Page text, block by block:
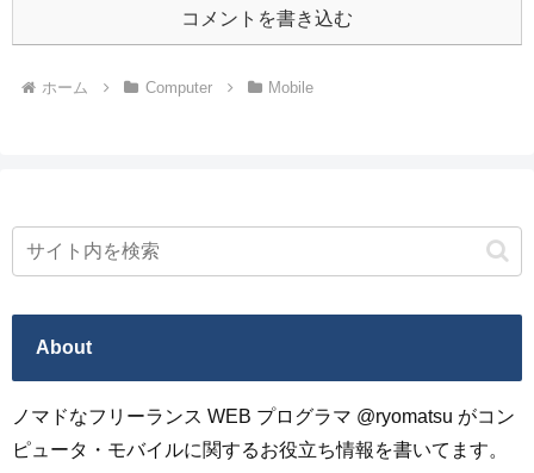
コメントを書き込む
ホーム Computer Mobile
About
ノマドなフリーランス WEB プログラマ @ryomatsu がコン
ピュータ・モバイルに関するお役立ち情報を書いてます。